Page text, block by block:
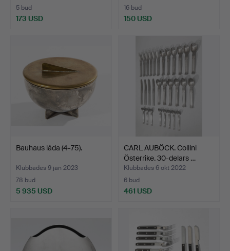
5 bud
173 USD
16 bud
150 USD
Bauhaus låda (4-75).
Klubbades 9 jan 2023
78 bud
5 935 USD
CARL AUBÖCK. Collini
Österrike. 30-delars …
Klubbades 6 okt 2022
6 bud
461 USD